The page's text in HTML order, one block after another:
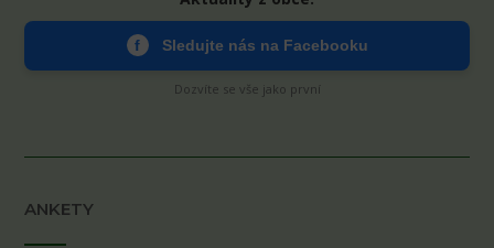
f Sledujte nás na Facebooku
Dozvíte se vše jako první
ANKETY